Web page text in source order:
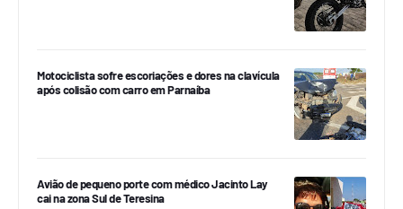
Motociclista sofre escoriações e dores na clavícula
após colisão com carro em Parnaíba
Avião de pequeno porte com médico Jacinto Lay
cai na zona Sul de Teresina